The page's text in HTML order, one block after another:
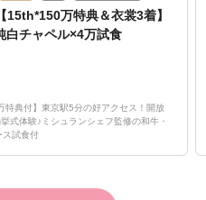
15th*150万特典＆衣裳3着】
白チャペル×4万試食
典付】東京駅5分の好アクセス！開放
式体験♪ミシュランシェフ監修の和牛・
ス試食付